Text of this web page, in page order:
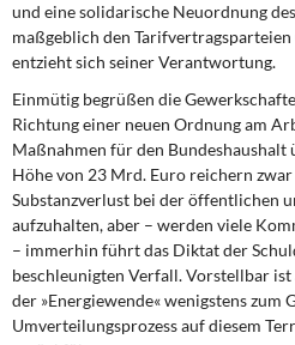
und eine solidarische Neuordnung
maßgeblich den Tarifvertragsparteien
entzieht sich seiner Verantwortung.
Einmütig begrüßen die
Richtung einer neuen Ordnung am
Maßnahmen für den Bundeshaushalt
Höhe von 23 Mrd. Euro reichern
Substanzverlust bei der öffentlichen
aufzuhalten, aber – werden viele
– immerhin führt das Diktat der
beschleunigten Verfall. Vorstellbar
der »Energiewende« wenigstens zum
Umverteilungsprozess auf diesem